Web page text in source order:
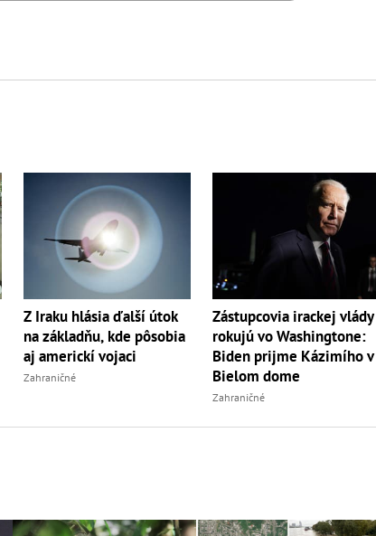
Z Iraku hlásia ďalší útok
na základňu, kde pôsobia
aj americkí vojaci
Zahraničné
Zástupcovia irackej vlády
rokujú vo Washingtone:
Biden prijme Kázimího v
Bielom dome
Zahraničné